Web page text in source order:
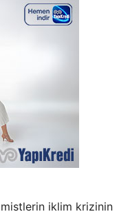
iklim krizinin